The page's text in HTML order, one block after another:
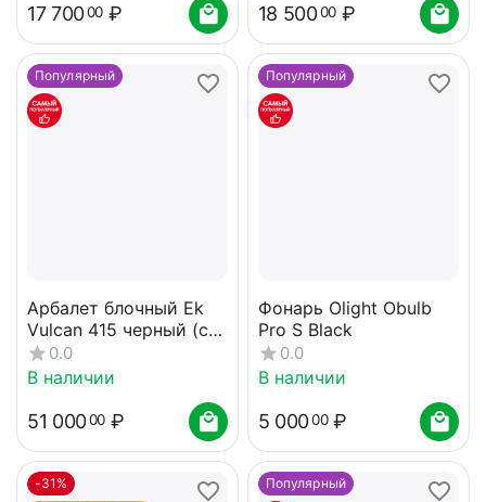
17 70000 ₽ 18 50000 ₽
Популярный
Арбалет блочный Ek
Vulcan 415 черный (c
комплектацией)
0.0
В наличии
51 00000 ₽
Популярный
Фонарь Olight Obulb
Pro S Black
0.0
В наличии
5 00000 ₽
-31%
Популярный